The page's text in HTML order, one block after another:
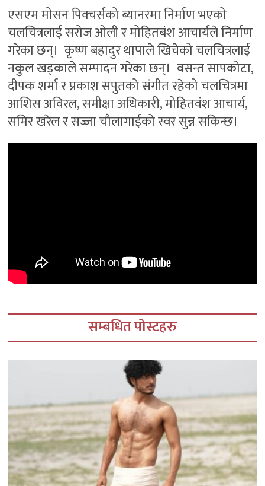
एसएम मोसन पिक्चर्सको ब्यानरमा निर्माण भएको
चलचित्रलाई सरोज ओली र मोहितबंश आचार्यले निर्माण
गरेका छन्। कृष्ण बहादुर थापाले खिचेको चलचित्रलाई
नकुल खड्काले सम्पादन गरेका छन्। वसन्त सापकोटा,
दीपक शर्मा र प्रकाश सपुतको संगीत रहेको चलचित्रमा
आशिस अविरल, समीक्षा अधिकारी, मोहितवंश आचार्य,
समिर खरेल र सज्जा चौलागाईको स्वर सुन्न सकिन्छ।
सम्बधित पोस्टहरु